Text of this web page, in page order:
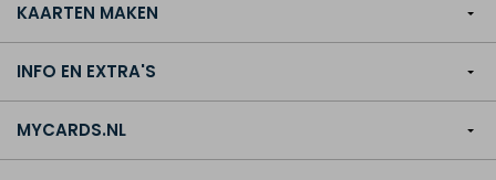
KAARTEN MAKEN
INFO EN EXTRA'S
MYCARDS.NL